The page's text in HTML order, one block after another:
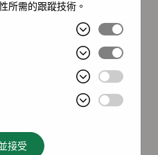
所需的跟蹤技術。
接受